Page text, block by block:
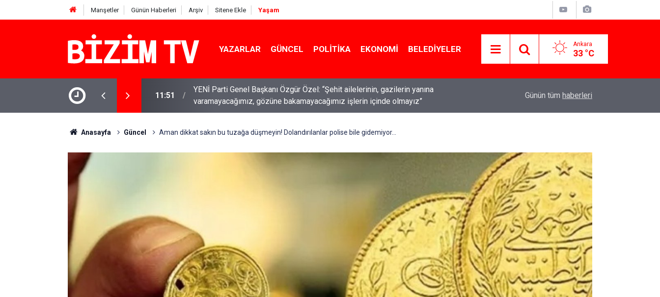
Manşetler Günün Haberleri Arşiv Sitene Ekle Yaşam
YAZARLAR GÜNCEL POLITIKA EKONOMI BELEDIYELER Ankara
33 °C
11:51
varamayacağımız, gözüne bakamayacağımız işlerin içinde olmayız”
11:41
Murat Ağırel'den çarpıcı kulis bilgisi: AKP'nin yönettiği 3 belediyeye
operasyon geliyor!
Başkan Tugay'dan Kazakistan iş dünyasına
Günün tüm haberleri
Anasayfa Güncel Aman dikkat sakın bu tuzağa düşmeyin! Dolandırılanlar polise bile gidemiyor...